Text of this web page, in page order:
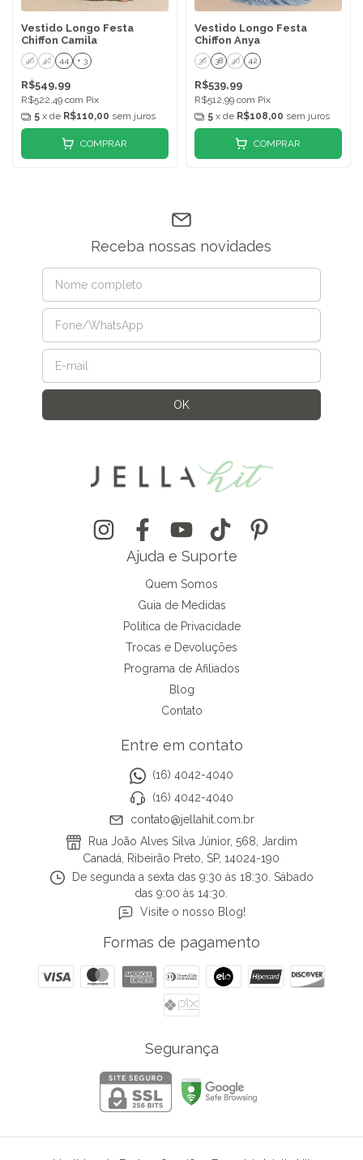
Vestido Longo Festa
Chiffon Camila
40 42 44 + 3
R$549,99
R$522,49 com Pix
5 x de R$110,00 sem juros
COMPRAR
Vestido Longo Festa
Chiffon Anya
36 38 40 42
R$539,99
R$512,99 com Pix
5 x de R$108,00 sem juros
COMPRAR
Receba nossas novidades
Ajuda e Suporte
Quem Somos
Guia de Medidas
Política de Privacidade
Trocas e Devoluções
Programa de Afiliados
Blog
Contato
Entre em contato
(16) 4042-4040
(16) 4042-4040
contato@jellahit.com.br
Rua João Alves Silva Júnior, 568, Jardim
Canadá, Ribeirão Preto, SP, 14024-190
De segunda a sexta das 9:30 às 18:30. Sábado
das 9:00 às 14:30.
Visite o nosso Blog!
Formas de pagamento
Segurança